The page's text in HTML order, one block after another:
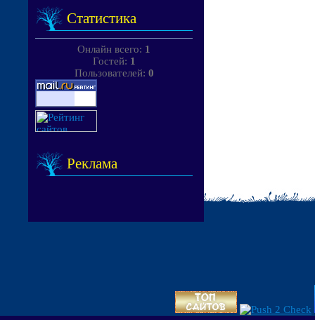
Статистика
Онлайн всего: 1
Гостей: 1
Пользователей: 0
Реклама